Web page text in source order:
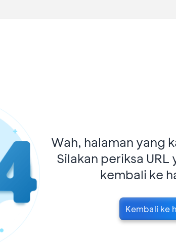
Wah, halaman yang
Silakan periksa
kembali ke
Kembali ke